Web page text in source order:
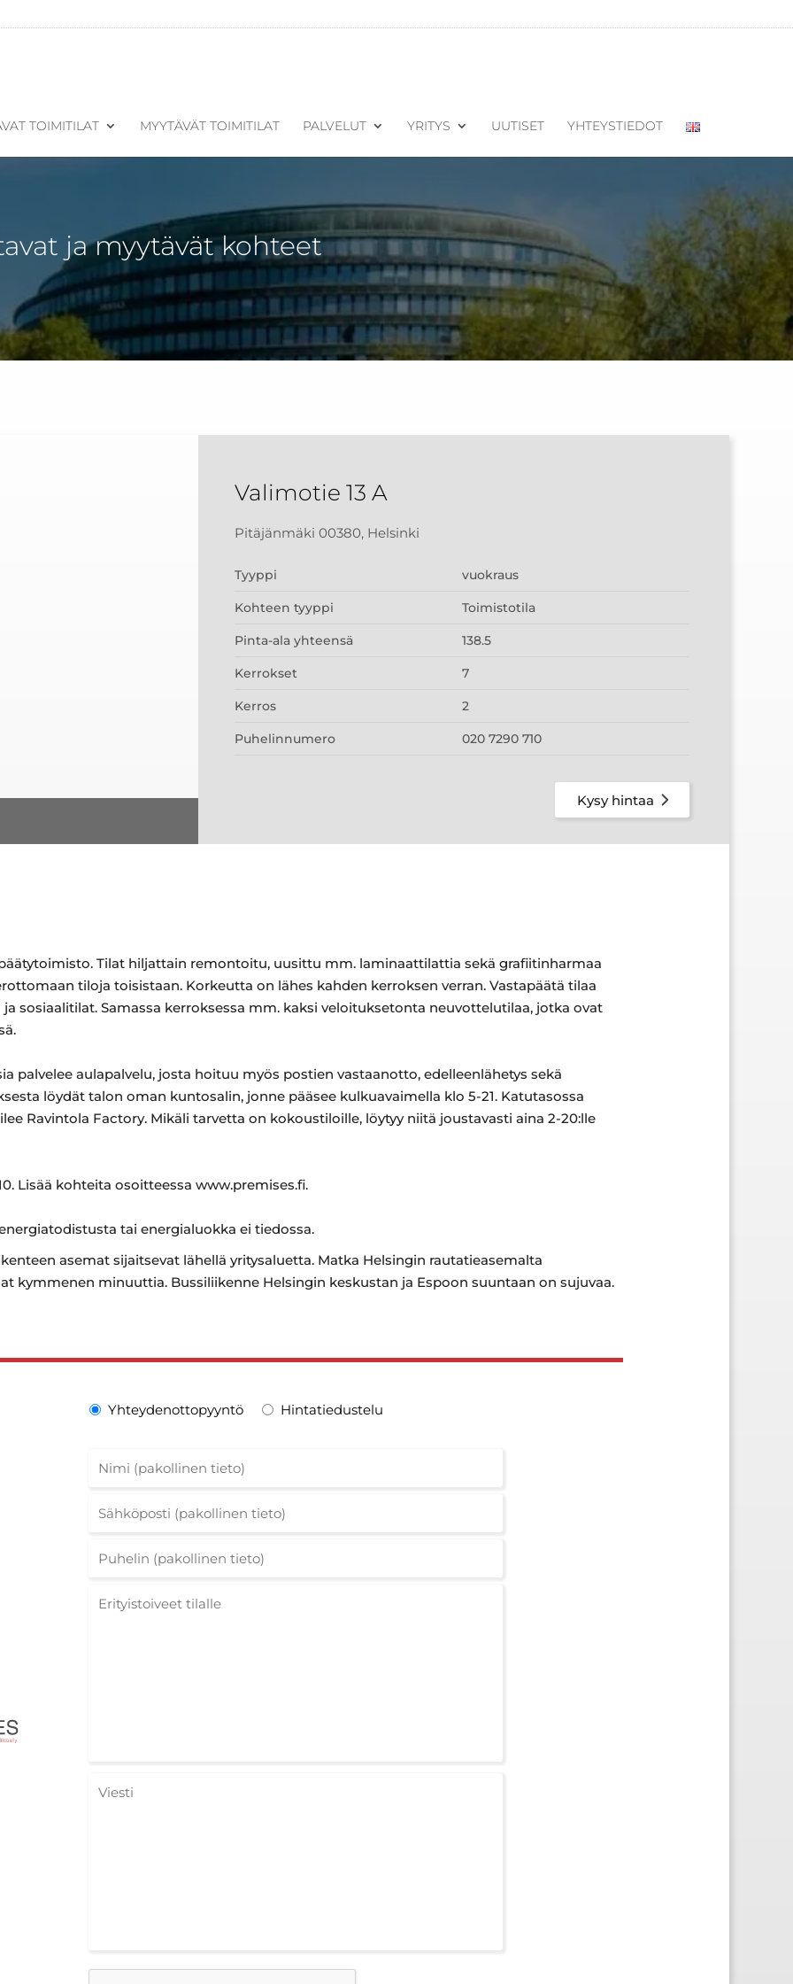
TOIMITILAT MYYTÄVÄT TOIMITILAT PALVELUT YRITYS UUTISET YHTEYSTIEDOT
ja myytävät kohteet
Valimotie 13 A
Pitäjänmäki 00380, Helsinki
Tyyppi vuokraus
Kohteen tyyppi Toimistotila
Pinta-ala yhteensä 138.5
Kerrokset 7
Kerros 2
Puhelinnumero 020 7290 710
Kysy hintaa
Tilat hiljattain remontoitu, uusittu mm. laminaattilattia sekä grafiitinharmaa
tiloja toisistaan. Korkeutta on lähes kahden kerroksen verran. Vastapäätä tilaa
sosiaalitilat. Samassa kerroksessa mm. kaksi veloituksetonta neuvottelutilaa, jotka ovat
palvelee aulapalvelu, josta hoituu myös postien vastaanotto, edelleenlähetys sekä
löydät talon oman kuntosalin, jonne pääsee kulkuavaimella klo 5-21. Katutasossa
Ravintola Factory. Mikäli tarvetta on kokoustiloille, löytyy niitä joustavasti aina 2-20:lle
Lisää kohteita osoitteessa www.premises.fi.
tai energialuokka ei tiedossa.
asemat sijaitsevat lähellä yritysaluetta. Matka Helsingin rautatieasemalta
kymmenen minuuttia. Bussiliikenne Helsingin keskustan ja Espoon suuntaan on sujuvaa.
Yhteydenottopyyntö Hintatiedustelu